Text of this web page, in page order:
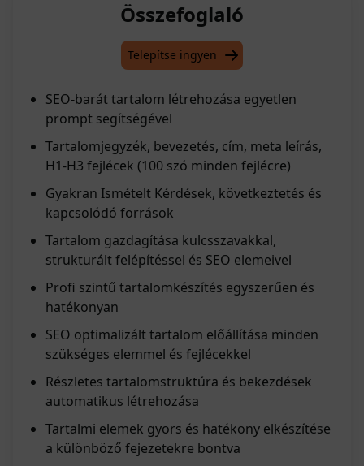
Összefoglaló
Telepítse ingyen
SEO-barát tartalom létrehozása egyetlen
prompt segítségével
Tartalomjegyzék, bevezetés, cím, meta leírás,
H1-H3 fejlécek (100 szó minden fejlécre)
Gyakran Ismételt Kérdések, következtetés és
kapcsolódó források
Tartalom gazdagítása kulcsszavakkal,
strukturált felépítéssel és SEO elemeivel
Profi szintű tartalomkészítés egyszerűen és
hatékonyan
SEO optimalizált tartalom előállítása minden
szükséges elemmel és fejlécekkel
Részletes tartalomstruktúra és bekezdések
automatikus létrehozása
Tartalmi elemek gyors és hatékony elkészítése
a különböző fejezetekre bontva